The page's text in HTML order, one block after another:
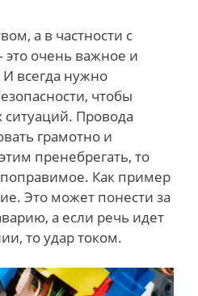
а в частности с
очень важное и
И всегда нужно
чтобы
Провода
грамотно и
пренебрегать, то
Как пример
Это может понести за
а если речь идет
то удар током.